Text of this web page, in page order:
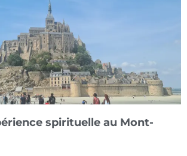
spirituelle au Mont-